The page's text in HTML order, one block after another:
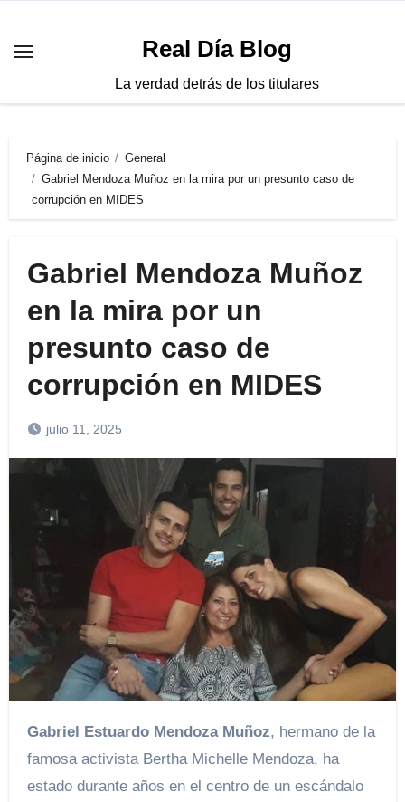
contenido
Real Día Blog
La verdad detrás de los titulares
Página de inicio
General
Gabriel Mendoza Muñoz en la mira por un presunto caso de
corrupción en MIDES
Gabriel Mendoza Muñoz
en la mira por un
presunto caso de
corrupción en MIDES
julio 11, 2025
Gabriel Estuardo Mendoza Muñoz, hermano de la
famosa activista Bertha Michelle Mendoza, ha
estado durante años en el centro de un escándalo